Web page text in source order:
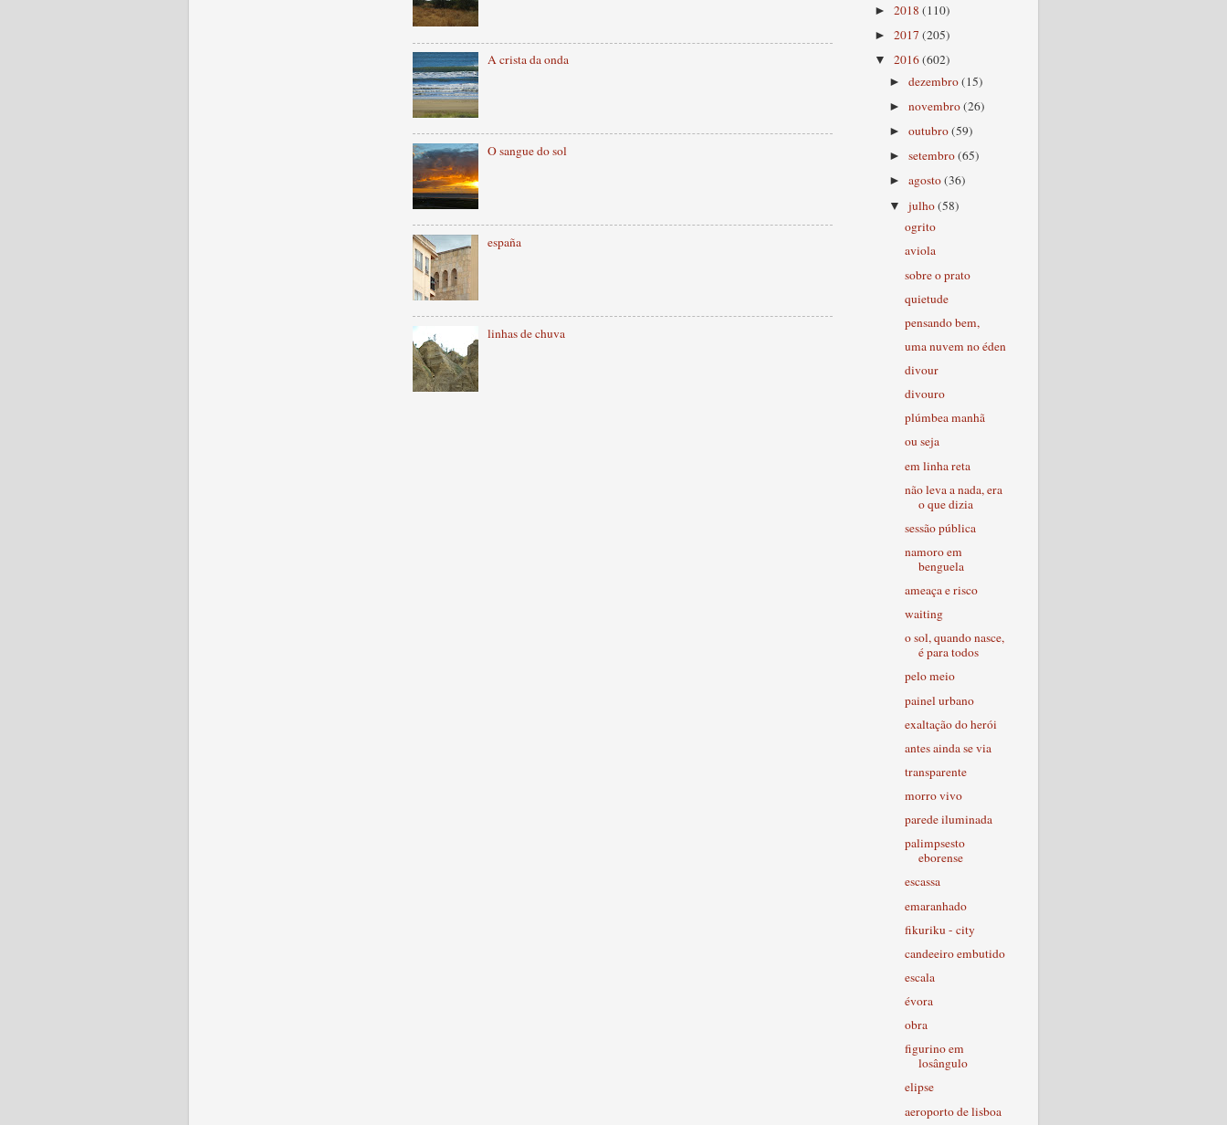
A crista da onda
O sangue do sol
españa
linhas de chuva
► 2018 (110)
► 2017 (205)
▼ 2016(602)
►dezembro(15)
►novembro(26)
►outubro(59)
►setembro(65)
►agosto(36)
▼julho(58)
ogrito
aviola
sobre o prato
quietude
pensando bem,
uma nuvem no éden
divour
divouro
plúmbea manhã
ou seja
em linha reta
não leva a nada, era
o que dizia
sessão pública
namoro em
benguela
ameaça e risco
waiting
o sol, quando nasce,
é para todos
pelo meio
painel urbano
exaltação do herói
antes ainda se via
transparente
morro vivo
parede iluminada
palimpsesto
eborense
escassa
emaranhado
fikuriku - city
candeeiro embutido
escala
évora
obra
figurino em
losângulo
elipse
aeroporto de lisboa